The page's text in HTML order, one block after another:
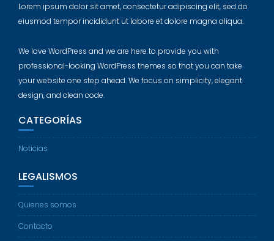
Lorem ipsum dolor sit amet, consectetur adipiscing elit, sed do
eiusmod tempor incididunt ut labore et dolore magna aliqua.
We love WordPress and we are here to provide you with
professional-looking WordPress themes so that you can take
your website one step ahead. We focus on simplicity, elegant
design, and clean code.
CATEGORÍAS
Noticias
LEGALISMOS
Quienes somos
Contacto